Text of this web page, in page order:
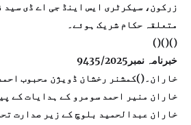
زرکون، سیکرٹری ایس اینڈ جی اے ڈی سید
متعلقہ حکام شریک ہوئے۔
()()()
خبرنامہ نمبر9435/2025
خاران۔()کمشنر رخشان ڈویژن محبوب
خاران منیر احمد سومرو کے ہدایات کے
خاران عبدالحمید بلوچ کے زیر صدارت